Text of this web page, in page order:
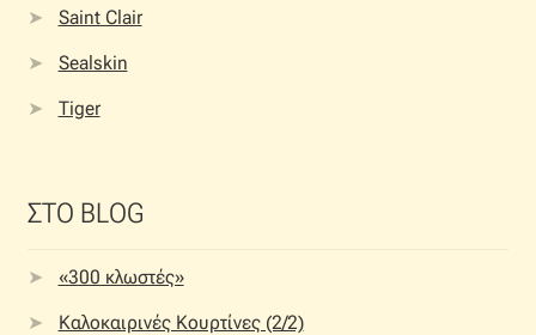
Saint Clair
Sealskin
Tiger
ΣΤΟ BLOG
«300 κλωστές»
Καλοκαιρινές Κουρτίνες (2/2)